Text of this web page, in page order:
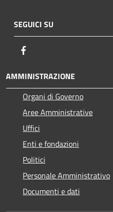
SEGUICI SU
AMMINISTRAZIONE
Organi di Governo
Aree Amministrative
Uffici
Enti e fondazioni
Politici
Personale Amministrativo
Documenti e dati